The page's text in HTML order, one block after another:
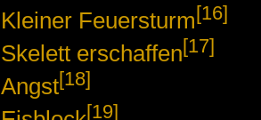
Kleiner Feuersturm[16]
Skelett erschaffen[17]
Angst[18]
[19]